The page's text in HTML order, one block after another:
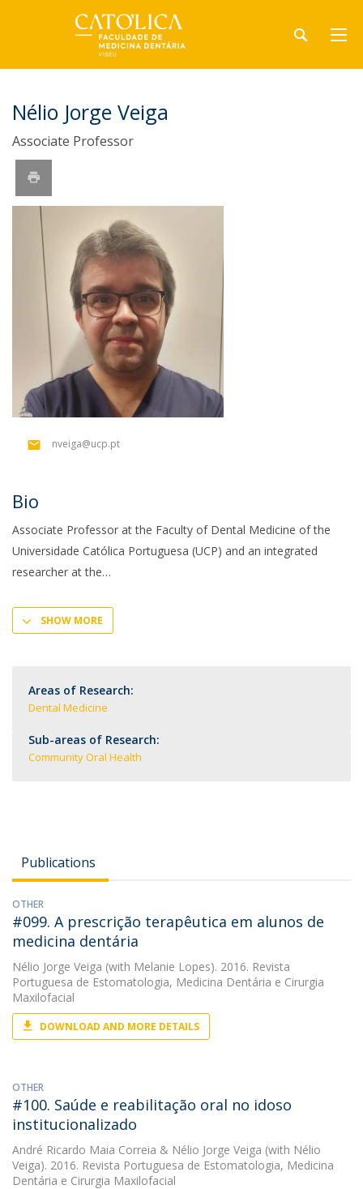
Nélio Jorge Veiga
Associate Professor
nveiga@ucp.pt
Bio
Associate Professor at the Faculty of Dental Medicine of the
Universidade Católica Portuguesa (UCP) and an integrated
researcher at the
SHOW MORE
Areas of Research:
Dental Medicine
Sub-areas of Research:
Community Oral Health
Publications
OTHER
#099. A prescrição terapêutica em alunos de
medicina dentária
Nélio Jorge Veiga (with Melanie Lopes). 2016. Revista
Portuguesa de Estomatologia, Medicina Dentária e Cirurgia
Maxilofacial
DOWNLOAD AND MORE DETAILS
OTHER
#100. Saúde e reabilitação oral no idoso
institucionalizado
André Ricardo Maia Correia & Nélio Jorge Veiga (with Nélio
Veiga). 2016. Revista Portuguesa de Estomatologia, Medicina
Dentária e Cirurgia Maxilofacial